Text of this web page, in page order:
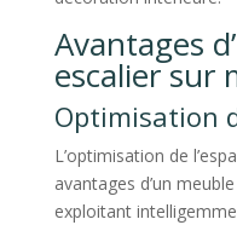
Avantages
escalier sur
Optimisation
L’optimisation de
avantages d’un
exploitant